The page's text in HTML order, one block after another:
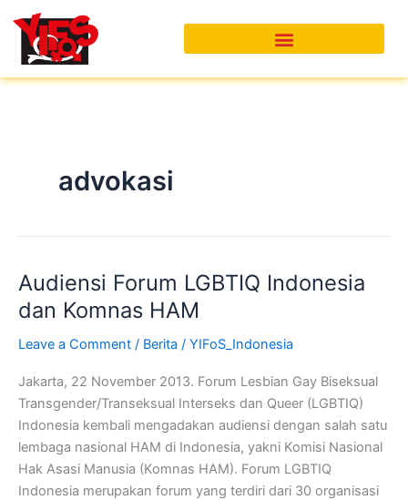
content
advokasi
Audiensi Forum LGBTIQ Indonesia
dan Komnas HAM
Leave a Comment / Berita / YIFoS_Indonesia
Jakarta, 22 November 2013. Forum Lesbian Gay Biseksual
Transgender/Transeksual Interseks dan Queer (LGBTIQ)
Indonesia kembali mengadakan audiensi dengan salah satu
lembaga nasional HAM di Indonesia, yakni Komisi Nasional
Hak Asasi Manusia (Komnas HAM). Forum LGBTIQ
Indonesia merupakan forum yang terdiri dari 30 organisasi
Audiensi
Forum
LGBTIQ
Indonesia
Komnas
HAM